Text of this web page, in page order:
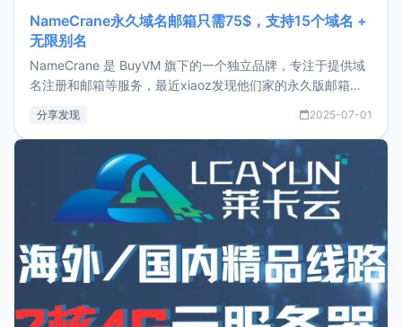
NameCrane永久域名邮箱只需75$，支持15个域名 +
无限别名
NameCrane 是 BuyVM 旗下的一个独立品牌，专注于提供域
名注册和邮箱等服务，最近xiaoz发现他们家的永久版邮箱服
又实惠的域名邮箱，不妨尝试一下 NameCrane。注册
NameCraneNameCrane不支持直接注册，必须要购买
分享发现 2025-07-01